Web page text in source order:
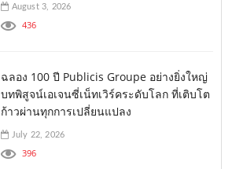
August 3, 2026
436
ฉลอง 100 ปี Publicis Groupe อย่างยิ่งใหญ่
บทพิสูจน์เอเจนซี่เน็ทเวิร์คระดับโลก ที่เติบโต
ก้าวผ่านทุกการเปลี่ยนแปลง
July 22, 2026
396